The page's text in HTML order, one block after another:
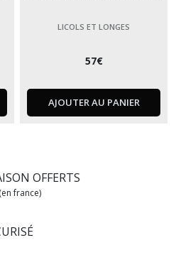
LICOLS ET LONGES
57€
AJOUTER AU PANIER
OFFERTS
france)